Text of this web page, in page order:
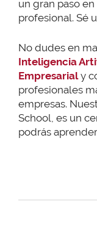
un gran paso
profesional. Sé
No dudes en
Inteligencia
Empresarialy
profesionales
empresas.
School, es un
podrás